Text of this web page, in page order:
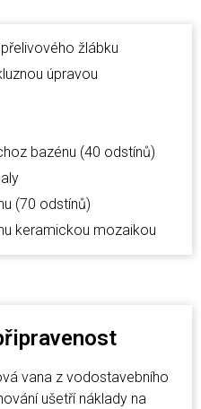
žlábku
úpravou
bazénu (40 odstínů)
(70 odstínů)
keramickou mozaikou
vana z vodostavebního
ušetří náklady na